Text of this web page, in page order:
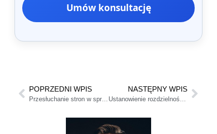
Umów konsultację
POPRZEDNI WPIS NASTĘPNY WPIS